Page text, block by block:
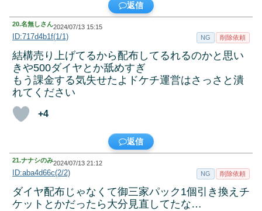
返信
20.名無しさん2024/07/13 15:15
ID:717d4b1f(1/1) NG 削除依頼
結構売り上げてるから配布してるれるのかと思い
きや500ダイヤとか舐めすぎ
もう課金する気失せたよドケチ運営はさっさと潰
れてください
+4
返信
21.ナナシのみ2024/07/13 21:12
ID:aba4d66c(2/2) NG 削除依頼
ダイヤ配布じゃなくて御三家パック1個引き換えチ
ケットとかだったら大分見直してたな…